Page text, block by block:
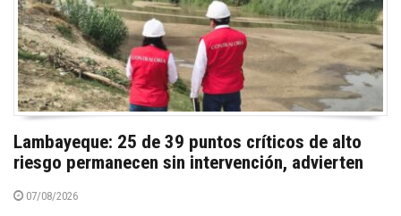
Lambayeque: 25 de 39 puntos críticos de alto
riesgo permanecen sin intervención, advierten
07/08/2026